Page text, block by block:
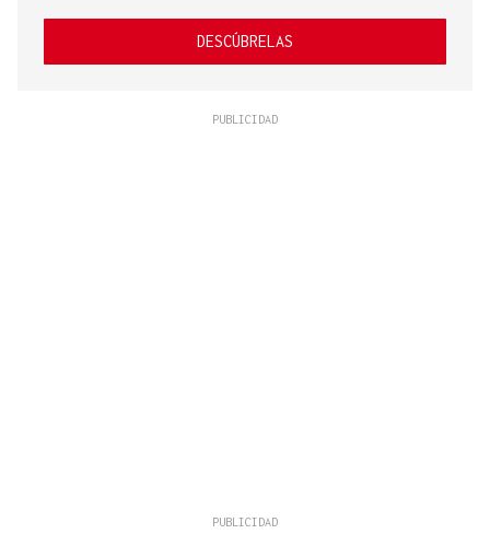
DESCÚBRELAS